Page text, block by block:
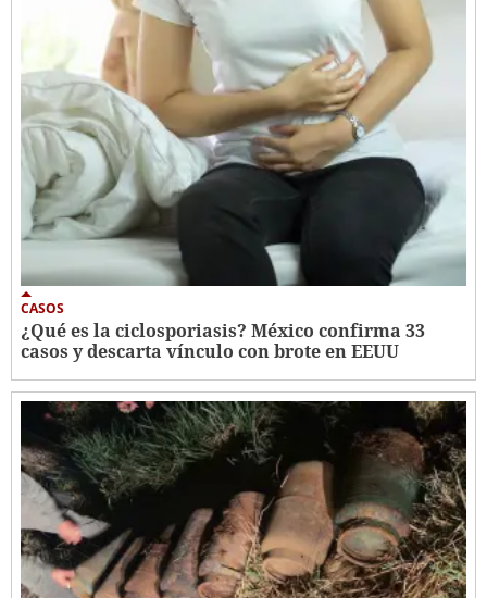
CASOS
¿Qué es la ciclosporiasis? México confirma 33
casos y descarta vínculo con brote en EEUU